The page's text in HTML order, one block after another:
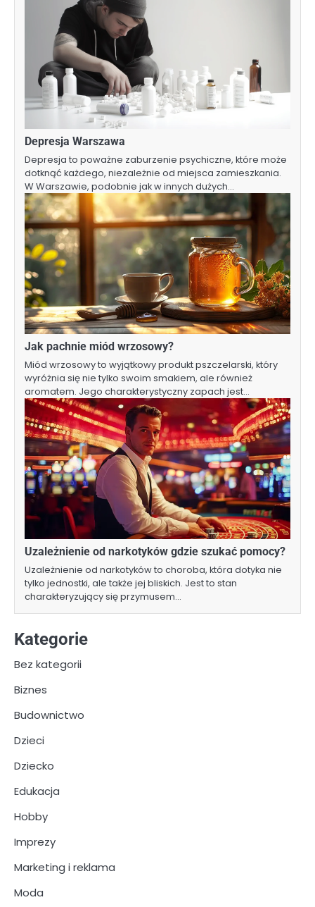
Depresja Warszawa
Depresja to poważne zaburzenie psychiczne, które może
dotknąć każdego, niezależnie od miejsca zamieszkania.
W Warszawie, podobnie jak w innych dużych…
Jak pachnie miód wrzosowy?
Miód wrzosowy to wyjątkowy produkt pszczelarski, który
wyróżnia się nie tylko swoim smakiem, ale również
aromatem. Jego charakterystyczny zapach jest…
Uzależnienie od narkotyków gdzie szukać pomocy?
Uzależnienie od narkotyków to choroba, która dotyka nie
tylko jednostki, ale także jej bliskich. Jest to stan
charakteryzujący się przymusem…
Kategorie
Bez kategorii
Biznes
Budownictwo
Dzieci
Dziecko
Edukacja
Hobby
Imprezy
Marketing i reklama
Moda